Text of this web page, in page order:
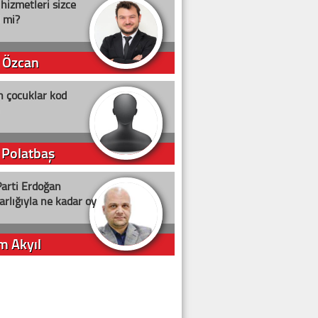
hizmetleri sizce
çocuklar kod
Erdoğan
ne kadar oy
Akyıl